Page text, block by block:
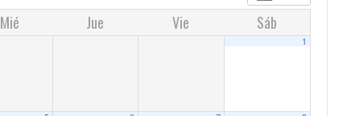
Mié Jue Vie Sáb
1